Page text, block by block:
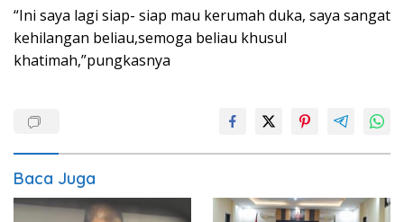
“Ini saya lagi siap- siap mau kerumah duka, saya sangat
kehilangan beliau,semoga beliau khusul
khatimah,”pungkasnya
Baca Juga